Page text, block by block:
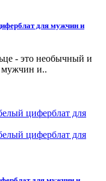
для мужчин и
- это необычный и
мужчин и..